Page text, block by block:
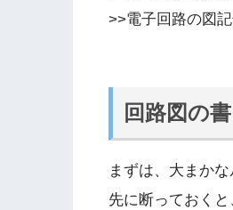
>>電子回路の図
回路図の
まずは、大まかな
先に断っておく